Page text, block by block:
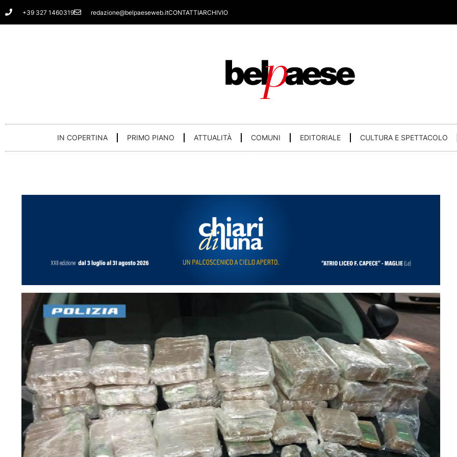
Vai
al
+39 327 1460319 redazione@belpaeseweb.itCONTATTIARCHIVIO
IN COPERTINA PRIMO PIANO ATTUALITÀ COMUNI EDITORIALE CULTURA E SPETTACOLO